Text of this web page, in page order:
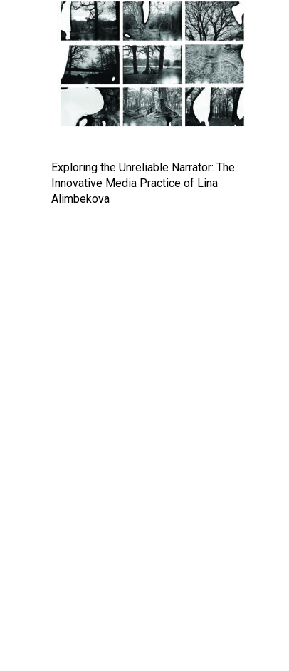
Exploring the Unreliable Narrator: The
Innovative Media Practice of Lina
Alimbekova